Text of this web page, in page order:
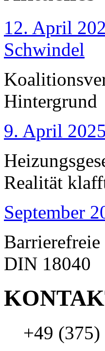
12. April
Schwindel
Hintergrund
9. April
Realität
September
Barrierefreie
DIN 18040
+49 (375)